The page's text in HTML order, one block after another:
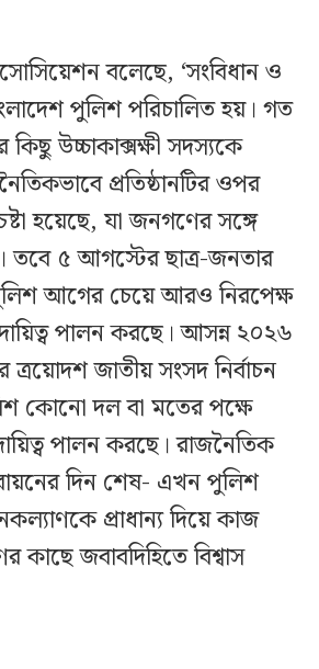
বলেছে, ‘সংবিধান ও
পুলিশ পরিচালিত হয়। গত
উচ্চাকাক্সক্ষী সদস্যকে
প্রতিষ্ঠানটির ওপর
হয়েছে, যা জনগণের সঙ্গে
তবে ৫ আগস্টের ছাত্র-জনতার
আগের চেয়ে আরও নিরপেক্ষ
পালন করছে। আসন্ন ২০২৬
ত্রয়োদশ জাতীয় সংসদ নির্বাচন
কোনো দল বা মতের পক্ষে
পালন করছে। রাজনৈতিক
দিন শেষ- এখন পুলিশ
প্রাধান্য দিয়ে কাজ
জবাবদিহিতে বিশ্বাস